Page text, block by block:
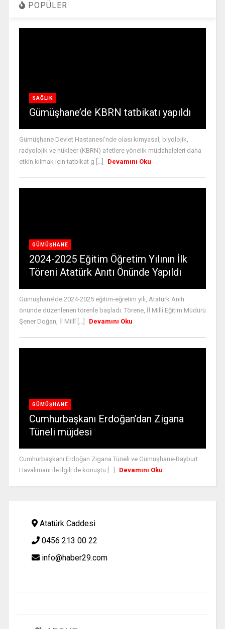
POPÜLER
SAĞLIK
Gümüşhane’de KBRN tatbikatı yapıldı
Gümüşhane Devlet Hastanesi'nde olası kimyasal, biyolojik,
radyolojik ve nükleer (KBRN) afetlere yönelik müdahaleleri daha
etkin kılmak için tatbikat g [...]
Devamını Oku
GÜMÜŞHANE
2024-2025 Eğitim Öğretim Yılının İlk
Töreni Atatürk Anıtı Önünde Yapıldı
Gümüşhane’de 2024-2025 eğitim-eğretim yılı, Atatürk Anıtı
önünde düzenlenen törenle başladı. Törene, İl Millî Eğitim Müdürü
Şener Doğan, İl Millî [...]
Devamını Oku
GÜMÜŞHANE
Cumhurbaşkanı Erdoğan’dan Zigana
Tüneli müjdesi
Cumhurbaşkanı Erdoğan Zigana Tüneli ve Gümüşhane-Bayburt
Havalimanı ile ilgili de konuştu [...]
Devamını Oku
Atatürk Caddesi
0456 213 00 22
info@haber29.com